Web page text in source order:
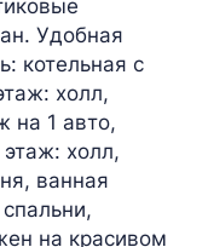
Удобная
котельная с
холл,
на 1 авто,
холл,
ванная
на красивом